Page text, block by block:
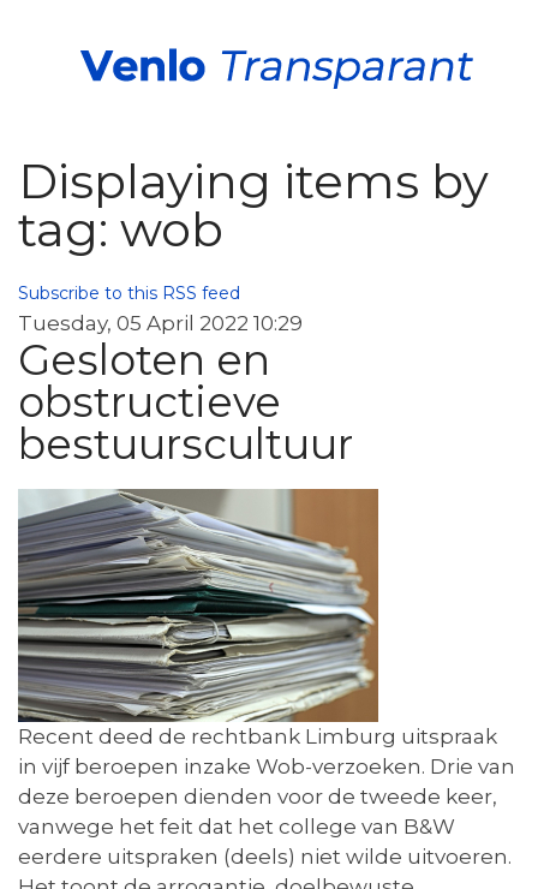
Displaying items by
tag: wob
Subscribe to this RSS feed
Tuesday, 05 April 2022 10:29
Gesloten en
obstructieve
bestuurscultuur
Recent deed de rechtbank Limburg uitspraak
in vijf beroepen inzake Wob-verzoeken. Drie van
deze beroepen dienden voor de tweede keer,
vanwege het feit dat het college van B&W
eerdere uitspraken (deels) niet wilde uitvoeren.